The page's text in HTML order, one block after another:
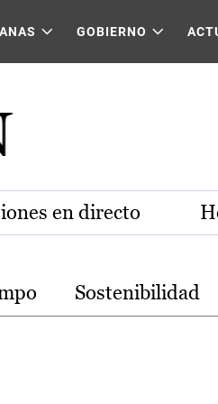
GOBIERNO
en directo
Sostenibilidad